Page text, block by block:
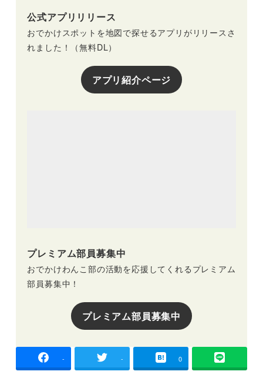
公式アプリリリース
おでかけスポットを地図で探せるアプリがリリースさ
れました！（無料DL）
アプリ紹介ページ
プレミアム部員募集中
おでかけわんこ部の活動を応援してくれるプレミアム
部員募集中！
プレミアム部員募集中
- - 0